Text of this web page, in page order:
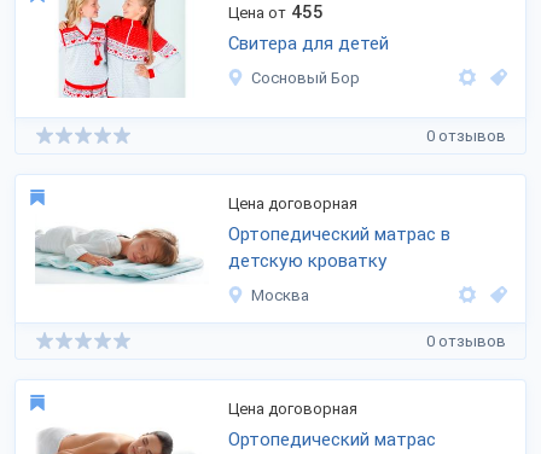
Цена от 455
Свитера для детей
Сосновый Бор
0 отзывов
Цена договорная
Ортопедический матрас в
детскую кроватку
Москва
0 отзывов
Цена договорная
Ортопедический матрас